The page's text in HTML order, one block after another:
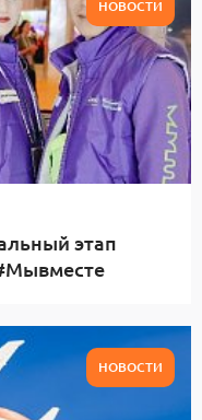
НОВОСТИ
этап
НОВОСТИ